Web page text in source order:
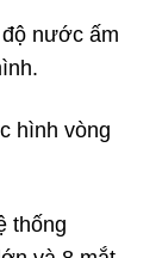
nước ấm
hình vòng
thống